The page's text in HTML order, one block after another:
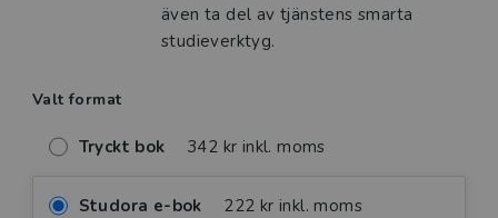
även ta del av tjänstens smarta
studieverktyg.
Valt format
Tryckt bok 342 kr inkl. moms
Studora e-bok 222 kr inkl. moms